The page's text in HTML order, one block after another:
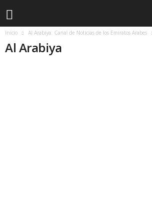
Inicio Al Arabiya: Canal de Noticias de los Emiratos Arabes
Al Arabiya